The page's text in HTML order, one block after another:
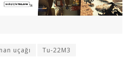
uçağı Tu-22M3